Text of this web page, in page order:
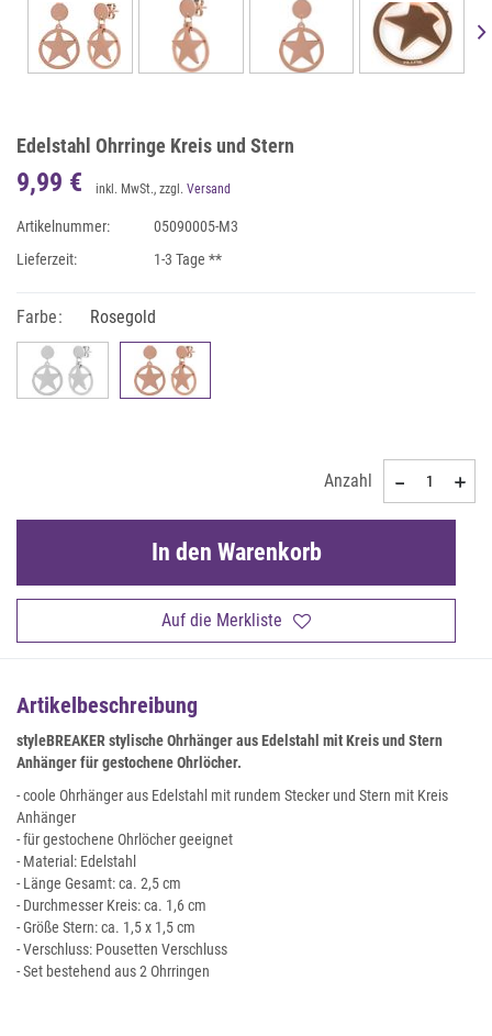
Edelstahl Ohrringe Kreis und Stern
9,99 € inkl. MwSt., zzgl. Versand
Artikelnummer:
05090005-M3
Lieferzeit:
1-3 Tage **
Farbe: Rosegold
Anzahl
Auf die Merkliste
In den Warenkorb
Artikelbeschreibung
styleBREAKER stylische Ohrhänger aus Edelstahl mit Kreis und Stern
Anhänger für gestochene Ohrlöcher.
- coole Ohrhänger aus Edelstahl mit rundem Stecker und Stern mit Kreis
Anhänger
- für gestochene Ohrlöcher geeignet
- Material: Edelstahl
- Länge Gesamt: ca. 2,5 cm
- Durchmesser Kreis: ca. 1,6 cm
- Größe Stern: ca. 1,5 x 1,5 cm
- Verschluss: Pousetten Verschluss
- Set bestehend aus 2 Ohrringen